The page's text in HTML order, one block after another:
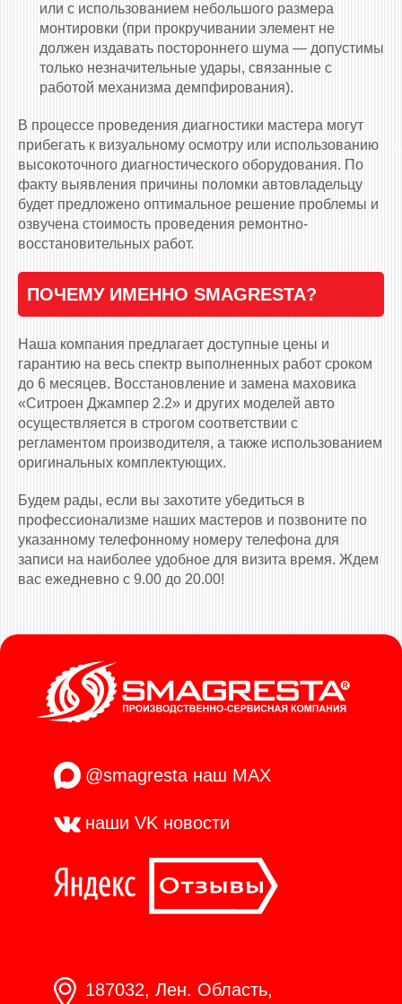
или с использованием небольшого размера
монтировки (при прокручивании элемент не
должен издавать постороннего шума — допустимы
только незначительные удары, связанные с
работой механизма демпфирования).
В процессе проведения диагностики мастера могут
прибегать к визуальному осмотру или использованию
высокоточного диагностического оборудования. По
факту выявления причины поломки автовладельцу
будет предложено оптимальное решение проблемы и
озвучена стоимость проведения ремонтно-
восстановительных работ.
ПОЧЕМУ ИМЕННО SMAGRESTA?
Наша компания предлагает доступные цены и
гарантию на весь спектр выполненных работ сроком
до 6 месяцев. Восстановление и замена маховика
«Ситроен Джампер 2.2» и других моделей авто
осуществляется в строгом соответствии с
регламентом производителя, а также использованием
оригинальных комплектующих.
Будем рады, если вы захотите убедиться в
профессионализме наших мастеров и позвоните по
указанному телефонному номеру телефона для
записи на наиболее удобное для визита время. Ждем
вас ежедневно с 9.00 до 20.00!
@smagresta наш MAX
наши VK новости
187032, Лен. Область,